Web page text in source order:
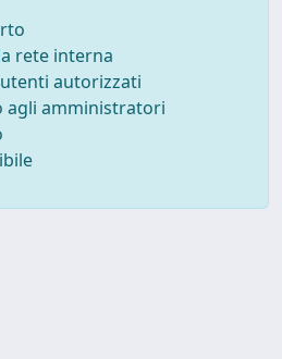
rete interna
autorizzati
agli amministratori